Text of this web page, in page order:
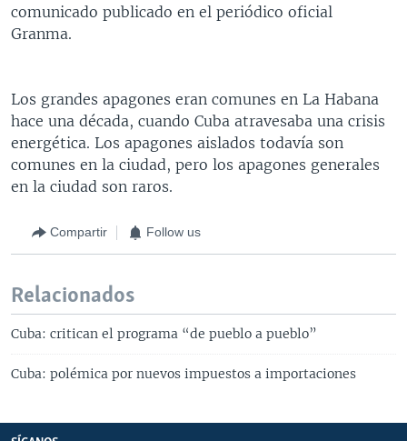
comunicado publicado en el periódico oficial
Granma.
Los grandes apagones eran comunes en La Habana
hace una década, cuando Cuba atravesaba una crisis
energética. Los apagones aislados todavía son
comunes en la ciudad, pero los apagones generales
en la ciudad son raros.
Compartir Follow us
Relacionados
Cuba: critican el programa “de pueblo a pueblo”
Cuba: polémica por nuevos impuestos a importaciones